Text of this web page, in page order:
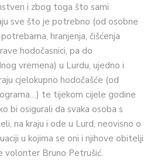
i zbog toga što sami
sve što je potrebno (od osobne
hranjenja, čišćenja
hodočasnici, pa do
vremena) u Lurdu, ujedno i
cjelokupno hodočašće (od
te tijekom cijele godine
bi osigurali da svaka osoba s
na kraju i ode u Lurd, neovisno o
u kojima se oni i njihove obitelji
volonter Bruno Petrušić.